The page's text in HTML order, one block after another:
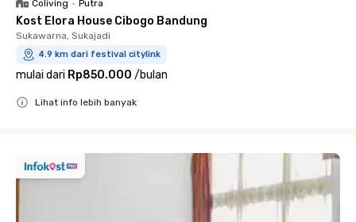
Coliving • Putra
Kost Elora House Cibogo Bandung
Sukawarna, Sukajadi
4.9 km dari festival citylink
mulai dari Rp850.000 /bulan
Lihat info lebih banyak